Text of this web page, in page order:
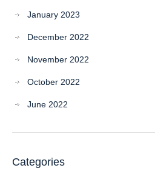
January 2023
December 2022
November 2022
October 2022
June 2022
Categories